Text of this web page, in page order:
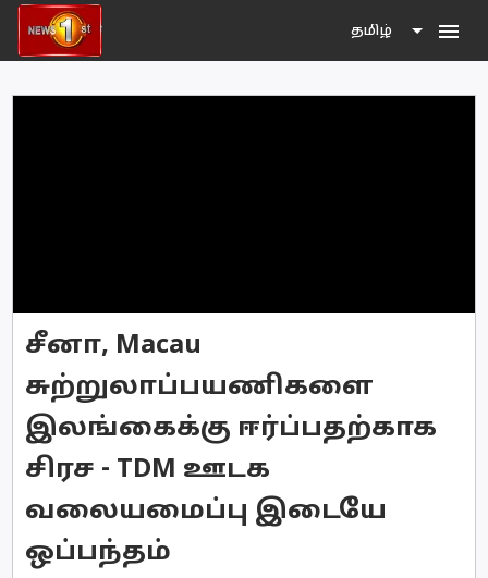
தமிழ் menu
சீனா, Macau
சுற்றுலாப்பயணிகளை
இலங்கைக்கு ஈர்ப்பதற்காக
சிரச - TDM ஊடக
வலையமைப்பு இடையே
ஒப்பந்தம்